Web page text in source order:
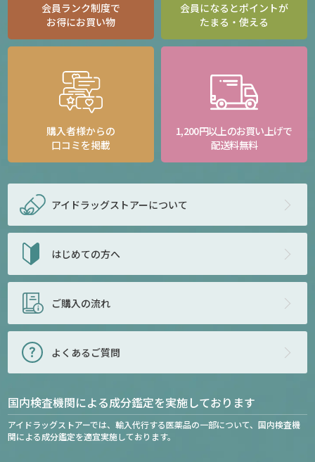
会員ランク制度で
お得にお買い物
会員になるとポイントが
たまる・使える
購入者様からの
口コミを掲載
1,200円以上のお買い上げで
配送料無料
アイドラッグストアーについて
はじめての方へ
ご購入の流れ
よくあるご質問
国内検査機関による成分鑑定を実施しております
アイドラッグストアーでは、輸入代行する医薬品の一部について、国内検査機
関による成分鑑定を適宜実施しております。